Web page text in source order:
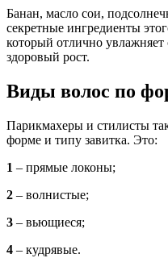
Банан, масло сои,
секретные ингредиенты
который отлично
здоровый рост.
Виды волос по
Парикмахеры и стилисты
форме и типу завитка. Это:
1 – прямые локоны;
2 – волнистые;
3 – вьющиеся;
4 – кудрявые.